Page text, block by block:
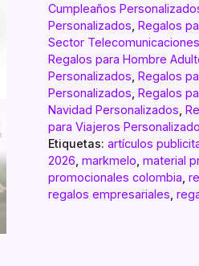
Cumpleaños
Personalizados, Regalos
Sector
Regalos para Hombre
Personalizados, Regalos
Personalizados, Regalos
Navidad Personalizados,
para Viajeros
Etiquetas:artículos
2026,markmelo,material
promocionales colombia,
regalos empresariales,